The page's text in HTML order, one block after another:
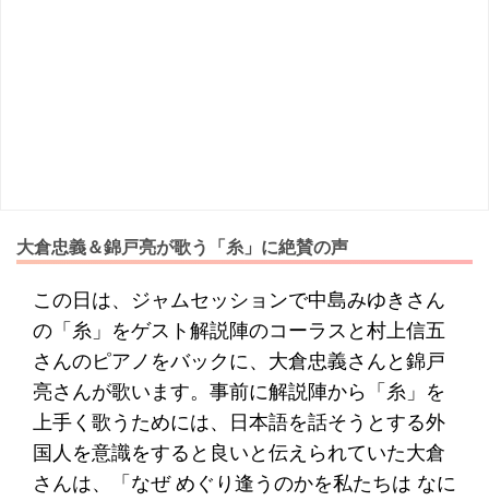
大倉忠義＆錦戸亮が歌う「糸」に絶賛の声
この日は、ジャムセッションで中島みゆきさん
の「糸」をゲスト解説陣のコーラスと村上信五
さんのピアノをバックに、大倉忠義さんと錦戸
亮さんが歌います。事前に解説陣から「糸」を
上手く歌うためには、日本語を話そうとする外
国人を意識をすると良いと伝えられていた大倉
さんは、「なぜ めぐり逢うのかを私たちは なに